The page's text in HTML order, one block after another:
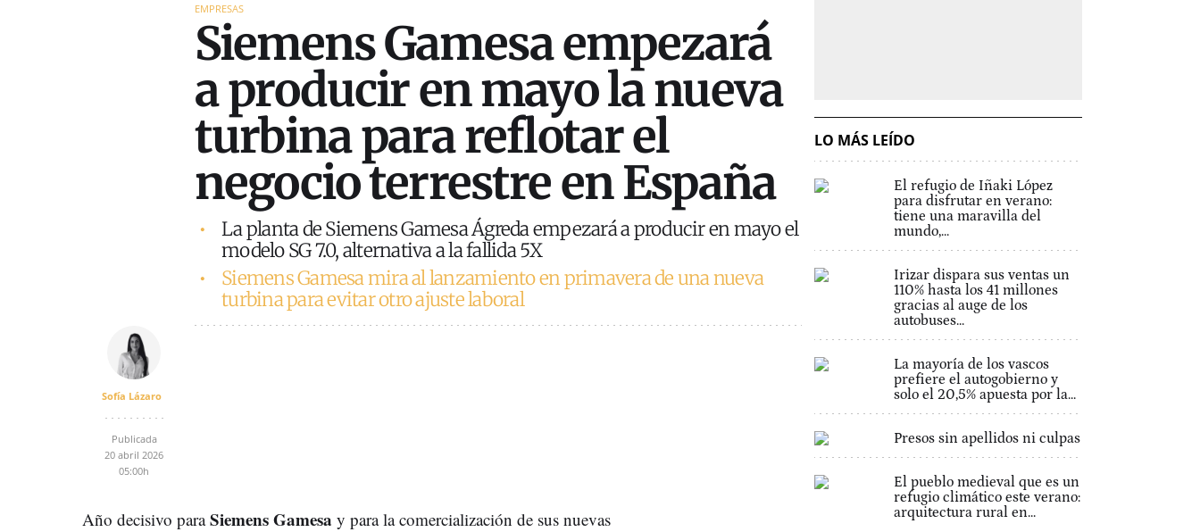
EMPRESAS
Siemens Gamesa empezará
a producir en mayo la nueva
turbina para reflotar el
negocio terrestre en España
La planta de Siemens Gamesa Ágreda empezará a producir en mayo el
modelo SG 7.0, alternativa a la fallida 5X
Siemens Gamesa mira al lanzamiento en primavera de una nueva
turbina para evitar otro ajuste laboral
Sofía Lázaro
Publicada
20 abril 2026
05:00h
Año decisivo paraSiemens Gamesa y para la comercialización de sus nuevas
LO MÁS LEÍDO
El refugio de Iñaki López
para disfrutar en verano:
tiene una maravilla del
mundo,...
Irizar dispara sus ventas un
110% hasta los 41 millones
gracias al auge de los
autobuses...
La mayoría de los vascos
prefiere el autogobierno y
solo el 20,5% apuesta por la...
Presos sin apellidos ni culpas
El pueblo medieval que es un
refugio climático este verano:
arquitectura rural en...